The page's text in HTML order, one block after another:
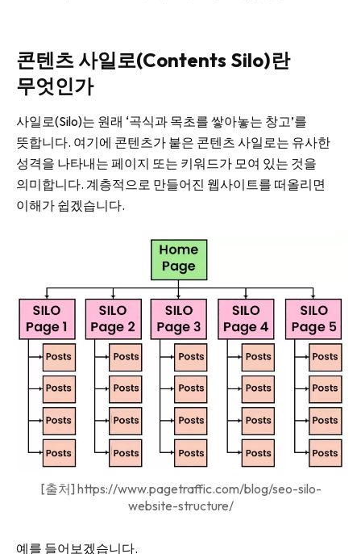
콘텐츠 사일로(Contents Silo)란
무엇인가
사일로(Silo)는 원래 ‘곡식과 목초를 쌓아놓는 창고’를
뜻합니다. 여기에 콘텐츠가 붙은 콘텐츠 사일로는 유사한
성격을 나타내는 페이지 또는 키워드가 모여 있는 것을
의미합니다. 계층적으로 만들어진 웹사이트를 떠올리면
이해가 쉽겠습니다.
[출처] https://www.pagetraffic.com/blog/seo-silo-
website-structure/
예를 들어보겠습니다.